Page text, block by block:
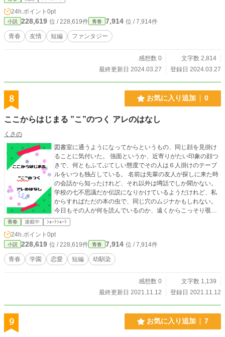
になろう https://ncode.syosetu.com/n6269iu/
24h.ポイント 0pt
小説 228,619 位 / 228,619件 青春 7,914 位 / 7,914件
青春 友情 短編 ファンタジー
感想数 0
文字数 2,814
最終更新日 2024.03.27
登録日 2024.03.27
8 お気に入り追加 0
ここからはじまる ”こ”のつく アレのはなし
くさの
図書室に通うようになってからというもの、同じ顔を見掛け
ることに気付いた。 強面というか、近寄りがたい印象の顔つ
きで、何ともふてぶてしい態度でその人は６人掛けのテーブ
ルをいつも独占している。 名前は先輩の友人が探しに来た時
の会話から知ったけれど、それ以外は噂話でしか聞かない。
学校の七不思議だか伝説になりかけているようだけれど、私
からすればただの本の虫で、同じ穴のムジナかもしれない。
今日もその人が何を読んでいるのか、遠くからこっそり覗い
てみる。 一方的なその時間は、悪くはなかった。 ＊＊＊ 先
輩と後輩の、図書室での出会いと周り人のお話。
青春 連載中 ｼｮｰﾄｼｮｰﾄ
24h.ポイント 0pt
小説 228,619 位 / 228,619件 青春 7,914 位 / 7,914件
青春 学園 恋愛 短編 幼馴染
感想数 0
文字数 1,139
最終更新日 2021.11.12
登録日 2021.11.12
9 お気に入り追加 7